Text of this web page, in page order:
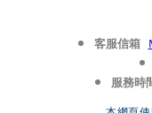
客服信箱
服務時